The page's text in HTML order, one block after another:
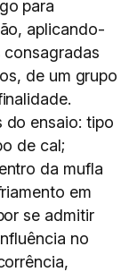
para
aplicando-
consagradas
de um grupo
do ensaio: tipo
de cal;
da mufla
em
se admitir
no